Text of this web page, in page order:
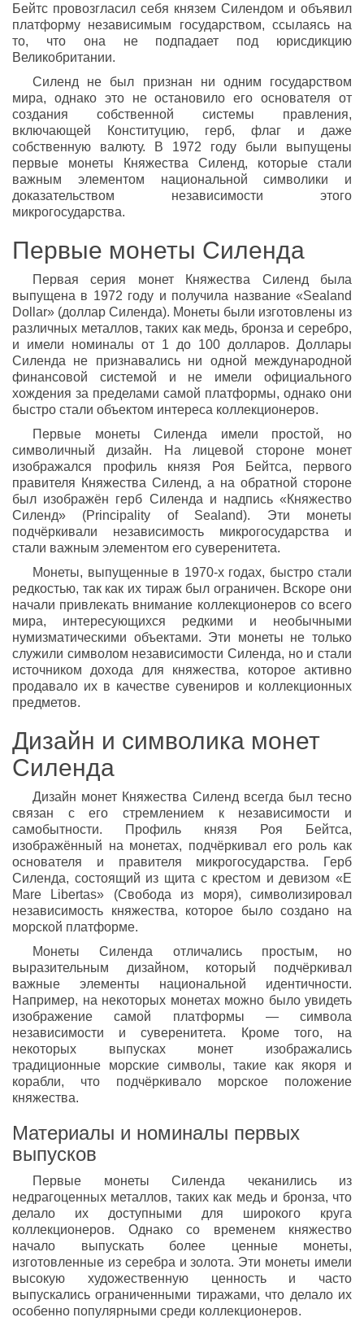
Бейтс провозгласил себя князем Силендом и объявил
платформу независимым государством, ссылаясь на
то, что она не подпадает под юрисдикцию
Великобритании.
Силенд не был признан ни одним государством
мира, однако это не остановило его основателя от
создания собственной системы правления,
включающей Конституцию, герб, флаг и даже
собственную валюту. В 1972 году были выпущены
первые монеты Княжества Силенд, которые стали
важным элементом национальной символики и
доказательством независимости этого
микрогосударства.
Первые монеты Силенда
Первая серия монет Княжества Силенд была
выпущена в 1972 году и получила название «Sealand
Dollar» (доллар Силенда). Монеты были изготовлены из
различных металлов, таких как медь, бронза и серебро,
и имели номиналы от 1 до 100 долларов. Доллары
Силенда не признавались ни одной международной
финансовой системой и не имели официального
хождения за пределами самой платформы, однако они
быстро стали объектом интереса коллекционеров.
Первые монеты Силенда имели простой, но
символичный дизайн. На лицевой стороне монет
изображался профиль князя Роя Бейтса, первого
правителя Княжества Силенд, а на обратной стороне
был изображён герб Силенда и надпись «Княжество
Силенд» (Principality of Sealand). Эти монеты
подчёркивали независимость микрогосударства и
стали важным элементом его суверенитета.
Монеты, выпущенные в 1970-х годах, быстро стали
редкостью, так как их тираж был ограничен. Вскоре они
начали привлекать внимание коллекционеров со всего
мира, интересующихся редкими и необычными
нумизматическими объектами. Эти монеты не только
служили символом независимости Силенда, но и стали
источником дохода для княжества, которое активно
продавало их в качестве сувениров и коллекционных
предметов.
Дизайн и символика монет
Силенда
Дизайн монет Княжества Силенд всегда был тесно
связан с его стремлением к независимости и
самобытности. Профиль князя Роя Бейтса,
изображённый на монетах, подчёркивал его роль как
основателя и правителя микрогосударства. Герб
Силенда, состоящий из щита с крестом и девизом «E
Mare Libertas» (Свобода из моря), символизировал
независимость княжества, которое было создано на
морской платформе.
Монеты Силенда отличались простым, но
выразительным дизайном, который подчёркивал
важные элементы национальной идентичности.
Например, на некоторых монетах можно было увидеть
изображение самой платформы — символа
независимости и суверенитета. Кроме того, на
некоторых выпусках монет изображались
традиционные морские символы, такие как якоря и
корабли, что подчёркивало морское положение
княжества.
Материалы и номиналы первых
выпусков
Первые монеты Силенда чеканились из
недрагоценных металлов, таких как медь и бронза, что
делало их доступными для широкого круга
коллекционеров. Однако со временем княжество
начало выпускать более ценные монеты,
изготовленные из серебра и золота. Эти монеты имели
высокую художественную ценность и часто
выпускались ограниченными тиражами, что делало их
особенно популярными среди коллекционеров.